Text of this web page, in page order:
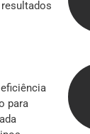
para